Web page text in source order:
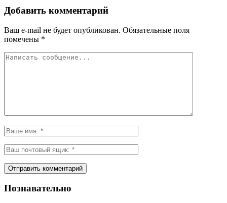
Добавить комментарий
Ваш e-mail не будет опубликован. Обязательные поля
помечены *
Познавательно